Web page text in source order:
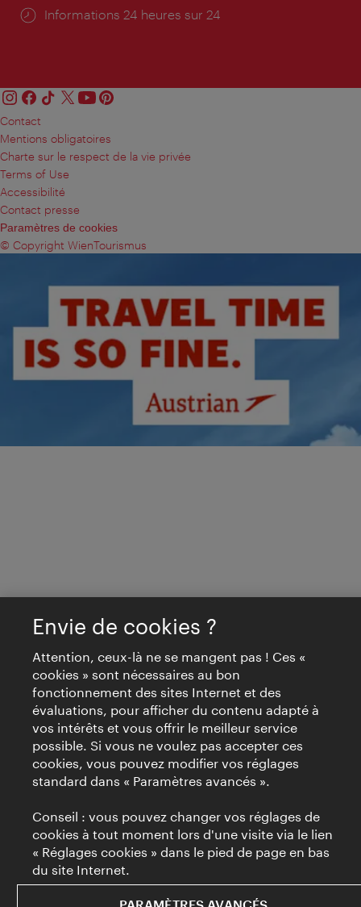
Öffnungszeiten:
Informations 24 heures sur 24
Contact
Mentions obligatoires
Charte sur le respect de la vie privée
Terms of Use
Accessibilité
Contact presse
Paramètres de cookies
© Copyright WienTourismus
Envie de cookies ?
Attention, ceux-là ne se mangent pas ! Ces «
cookies » sont nécessaires au bon
fonctionnement des sites Internet et des
évaluations, pour afficher du contenu adapté à
vos intérêts et vous offrir le meilleur service
possible. Si vous ne voulez pas accepter ces
cookies, vous pouvez modifier vos réglages
standard dans « Paramètres avancés ».
Conseil : vous pouvez changer vos réglages de
cookies à tout moment lors d'une visite via le lien
« Réglages cookies » dans le pied de page en bas
du site Internet.